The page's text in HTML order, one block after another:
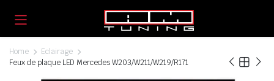
Home
Eclairage
Feux de plaque LED Mercedes W203/W211/W219/R171